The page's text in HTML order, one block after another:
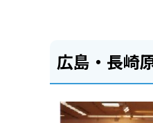
広島・長崎